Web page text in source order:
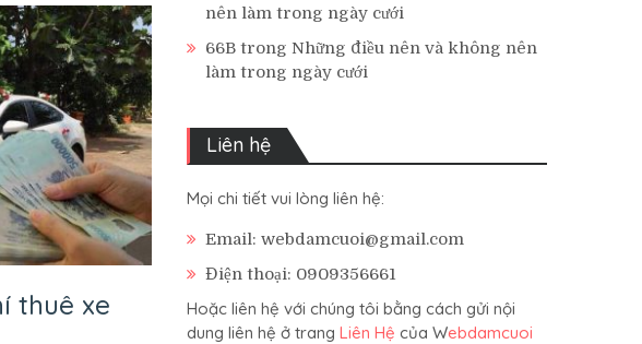
thuê xe
nên làm trong ngày cưới
66B trong Những điều nên và không nên
làm trong ngày cưới
Liên hệ
Mọi chi tiết vui lòng liên hệ:
Email: webdamcuoi@gmail.com
Điện thoại: 0909356661
Hoặc liên hệ với chúng tôi bằng cách gửi nội
dung liên hệ ở trang Liên Hệ của Webdamcuoi